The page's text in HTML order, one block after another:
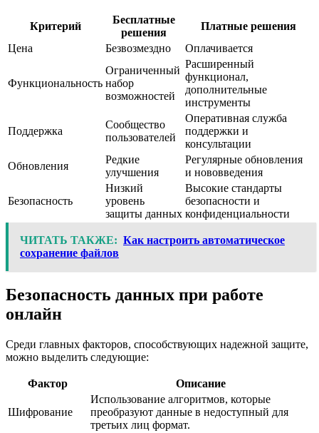
Критерий
Бесплатные
решения
Платные решения
Цена
Безвозмездно Оплачивается
Функциональность
Ограниченный
набор
возможностей
Расширенный
функционал,
дополнительные
инструменты
Поддержка
Сообщество
пользователей
Оперативная служба
поддержки и
консультации
Обновления
Редкие
улучшения
Регулярные обновления
и нововведения
Безопасность
Низкий
уровень
защиты данных
Высокие стандарты
безопасности и
конфиденциальности
ЧИТАТЬ ТАКЖЕ: Как настроить автоматическое
сохранение файлов
Безопасность данных при работе
онлайн
Среди главных факторов, способствующих надежной защите,
можно выделить следующие:
Фактор Описание
Шифрование
Использование алгоритмов, которые
преобразуют данные в недоступный для
третьих лиц формат.